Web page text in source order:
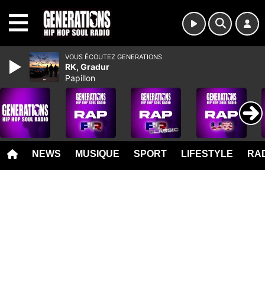
NEWS MUSIQUE SPORT LIFESTYLE
VOUS ÉCOUTEZ GENERATIONS
RK, Gradur
Papillon